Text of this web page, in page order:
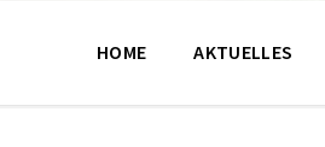
HOME AKTUELLES